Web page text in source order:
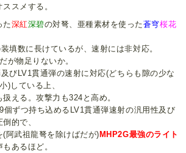
スメする。
た深紅深碧の対弩、亜種素材を使った蒼穹桜花
填数に長けているが、速射には非対応。
が物足りないか。
びLV1貫通弾の速射に対応(どちらも隙の少な
)している上、
える。攻撃力も324と高め。
個ずつ持ち込めるLV1貫通弾速射の汎用性及び
的で、
(阿武祖龍弩を除けばだが) MHP2G最強のライト
あるほど。